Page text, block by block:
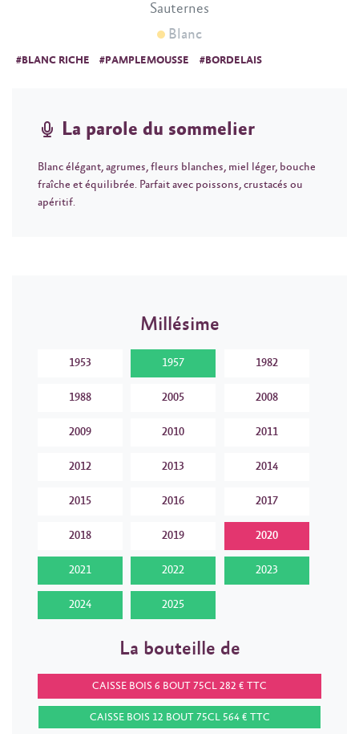
Sauternes
Blanc
#BLANC RICHE #PAMPLEMOUSSE #BORDELAIS
La parole du sommelier
Blanc élégant, agrumes, fleurs blanches, miel léger, bouche
fraîche et équilibrée. Parfait avec poissons, crustacés ou
apéritif.
Millésime
1953 1957 1982
1988 2005 2008
2009 2010 2011
2012 2013 2014
2015 2016 2017
2018 2019 2020
2021 2022 2023
2024 2025
La bouteille de
CAISSE BOIS 6 BOUT 75CL 282 € TTC
CAISSE BOIS 12 BOUT 75CL 564 € TTC